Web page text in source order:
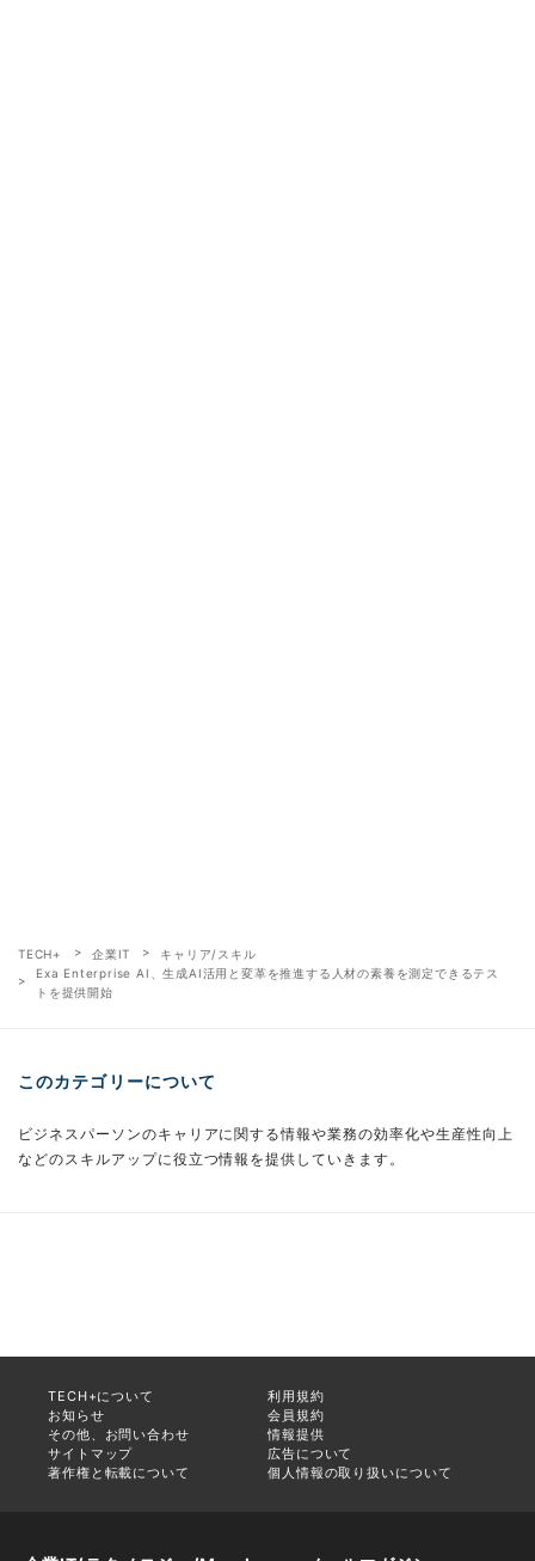
TECH+ 企業IT
キャリア/スキル
Exa Enterprise AI、生成AI活用と変革を推進する人材の素養を測定できるテス
トを提供開始
このカテゴリーについて
ビジネスパーソンのキャリアに関する情報や業務の効率化や生産性向上
などのスキルアップに役立つ情報を提供していきます。
TECH+について
利用規約
お知らせ
会員規約
その他、お問い合わせ
情報提供
サイトマップ
広告について
著作権と転載について
個人情報の取り扱いについて